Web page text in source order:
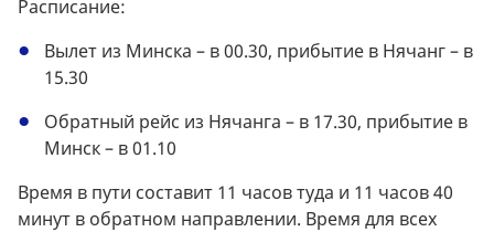
Расписание:
Вылет из Минска – в 00.30, прибытие в Нячанг – в
15.30
Обратный рейс из Нячанга – в 17.30, прибытие в
Минск – в 01.10
Время в пути составит 11 часов туда и 11 часов 40
минут в обратном направлении. Время для всех